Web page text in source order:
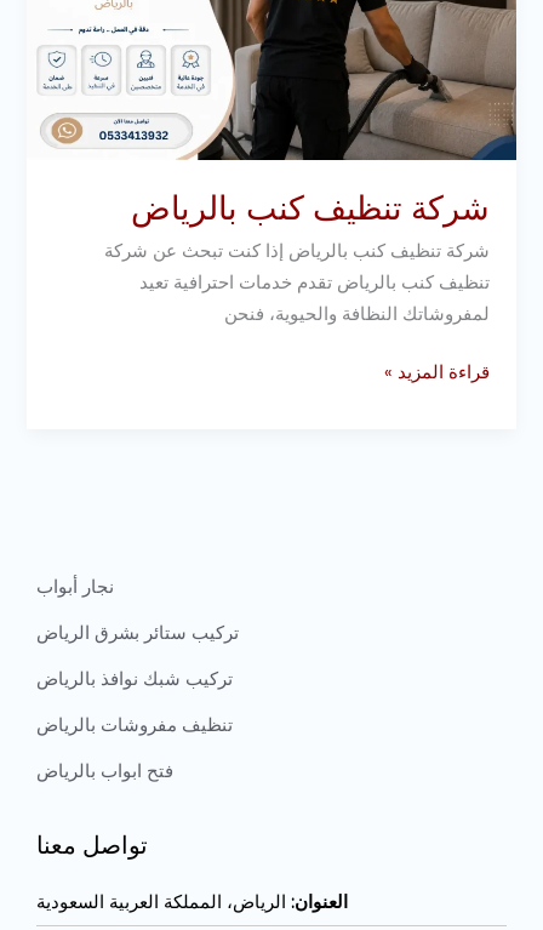
شركة تنظيف كنب بالرياض
شركة تنظيف كنب بالرياض إذا كنت تبحث عن شركة
تنظيف كنب بالرياض تقدم خدمات احترافية تعيد
لمفروشاتك النظافة والحيوية، فنحن
قراءة المزيد »
نجار أبواب
تركيب ستائر بشرق الرياض
تركيب شبك نوافذ بالرياض
تنظيف مفروشات بالرياض
فتح ابواب بالرياض
تواصل معنا
العنوان: الرياض، المملكة العربية السعودية